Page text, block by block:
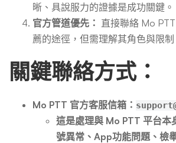
晰、具說服力的證據是成功關鍵。
官方管道優先： 直接聯絡 Mo
薦的途徑，但需理解其角色與限制
關鍵聯絡方式：
Mo PTT 官方客服信箱：
這是處理與 Mo PTT 平台本
號異常、App功能問題、檢